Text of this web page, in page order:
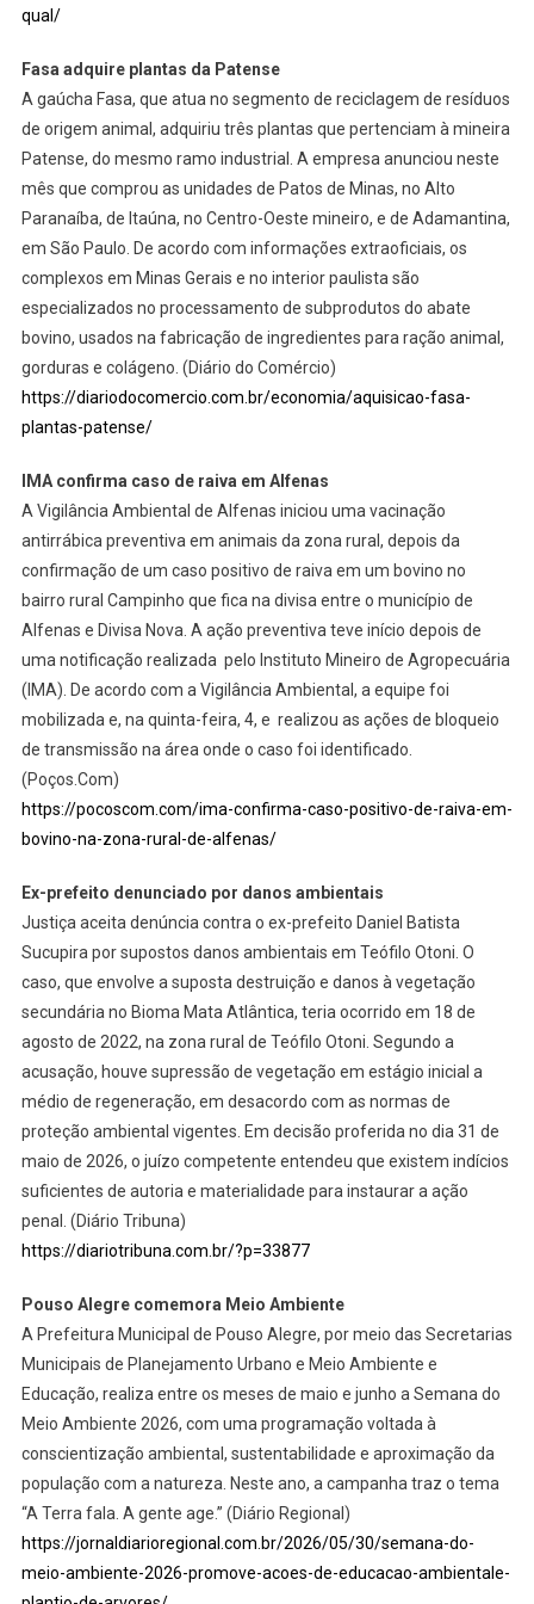
qual/
Fasa adquire plantas da Patense
A gaúcha Fasa, que atua no segmento de reciclagem de resíduos
de origem animal, adquiriu três plantas que pertenciam à mineira
Patense, do mesmo ramo industrial. A empresa anunciou neste
mês que comprou as unidades de Patos de Minas, no Alto
Paranaíba, de Itaúna, no Centro-Oeste mineiro, e de Adamantina,
em São Paulo. De acordo com informações extraoficiais, os
complexos em Minas Gerais e no interior paulista são
especializados no processamento de subprodutos do abate
bovino, usados na fabricação de ingredientes para ração animal,
gorduras e colágeno. (Diário do Comércio)
https://diariodocomercio.com.br/economia/aquisicao-fasa-
plantas-patense/
IMA confirma caso de raiva em Alfenas
A Vigilância Ambiental de Alfenas iniciou uma vacinação
antirrábica preventiva em animais da zona rural, depois da
confirmação de um caso positivo de raiva em um bovino no
bairro rural Campinho que fica na divisa entre o município de
Alfenas e Divisa Nova. A ação preventiva teve início depois de
uma notificação realizada pelo Instituto Mineiro de Agropecuária
(IMA). De acordo com a Vigilância Ambiental, a equipe foi
mobilizada e, na quinta-feira, 4, e realizou as ações de bloqueio
de transmissão na área onde o caso foi identificado.
(Poços.Com)
https://pocoscom.com/ima-confirma-caso-positivo-de-raiva-em-
bovino-na-zona-rural-de-alfenas/
Ex-prefeito denunciado por danos ambientais
Justiça aceita denúncia contra o ex-prefeito Daniel Batista
Sucupira por supostos danos ambientais em Teófilo Otoni. O
caso, que envolve a suposta destruição e danos à vegetação
secundária no Bioma Mata Atlântica, teria ocorrido em 18 de
agosto de 2022, na zona rural de Teófilo Otoni. Segundo a
acusação, houve supressão de vegetação em estágio inicial a
médio de regeneração, em desacordo com as normas de
proteção ambiental vigentes. Em decisão proferida no dia 31 de
maio de 2026, o juízo competente entendeu que existem indícios
suficientes de autoria e materialidade para instaurar a ação
penal. (Diário Tribuna)
https://diariotribuna.com.br/?p=33877
Pouso Alegre comemora Meio Ambiente
A Prefeitura Municipal de Pouso Alegre, por meio das Secretarias
Municipais de Planejamento Urbano e Meio Ambiente e
Educação, realiza entre os meses de maio e junho a Semana do
Meio Ambiente 2026, com uma programação voltada à
conscientização ambiental, sustentabilidade e aproximação da
população com a natureza. Neste ano, a campanha traz o tema
“A Terra fala. A gente age.” (Diário Regional)
https://jornaldiarioregional.com.br/2026/05/30/semana-do-
meio-ambiente-2026-promove-acoes-de-educacao-ambientale-